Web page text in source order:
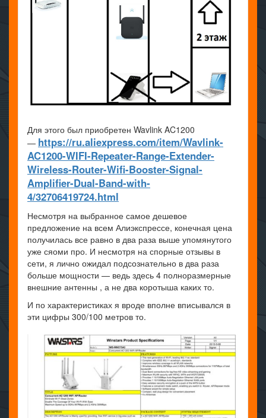
Для этого был приобретен Wavlink AC1200
— https://ru.aliexpress.com/item/Wavlink-
AC1200-WIFI-Repeater-Range-Extender-
Wireless-Router-Wifi-Booster-Signal-
Amplifier-Dual-Band-with-
4/32706419724.html
Несмотря на выбранное самое дешевое
предложение на всем Алиэкспрессе, конечная цена
получилась все равно в два раза выше упомянутого
уже сяоми про. И несмотря на спорные отзывы в
сети, я лично ожидал подсознательно в два раза
больше мощности — ведь здесь 4 полноразмерные
внешние антенны , а не два коротыша каких то.
И по характеристиках я вроде вполне вписывался в
эти цифры 300/100 метров то.